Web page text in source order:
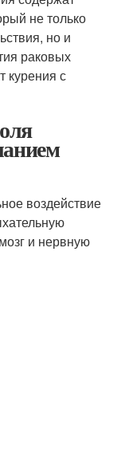
не только
но и
раковых
курения с
воздействие
и нервную